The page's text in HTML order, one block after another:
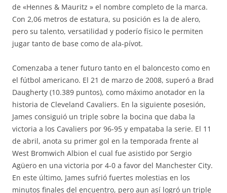
de «Hennes & Mauritz » el nombre completo de la marca.
Con 2,06 metros de estatura, su posición es la de alero,
pero su talento, versatilidad y poderío físico le permiten
jugar tanto de base como de ala-pívot.
Comenzaba a tener futuro tanto en el baloncesto como en
el fútbol americano. El 21 de marzo de 2008, superó a Brad
Daugherty (10.389 puntos), como máximo anotador en la
historia de Cleveland Cavaliers. En la siguiente posesión,
James consiguió un triple sobre la bocina que daba la
victoria a los Cavaliers por 96-95 y empataba la serie. El 11
de abril, anota su primer gol en la temporada frente al
West Bromwich Albion el cual fue asistido por Sergio
Agüero en una victoria por 4-0 a favor del Manchester City.
En este último, James sufrió fuertes molestias en los
minutos finales del encuentro, pero aun así logró un triple